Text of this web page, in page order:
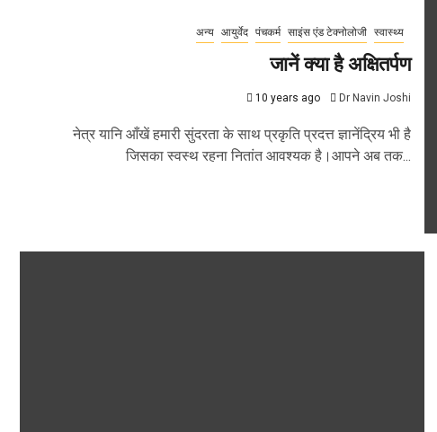
अन्य आयुर्वेद पंचकर्म साइंस एंड टेक्नोलोजी स्वास्थ्य
जानें क्या है अक्षितर्पण
10 years ago Dr Navin Joshi
नेत्र यानि आँखें हमारी सुंदरता के साथ प्रकृति प्रदत्त ज्ञानेंद्रिय भी है
जिसका स्वस्थ रहना नितांत आवश्यक है।आपने अब तक...